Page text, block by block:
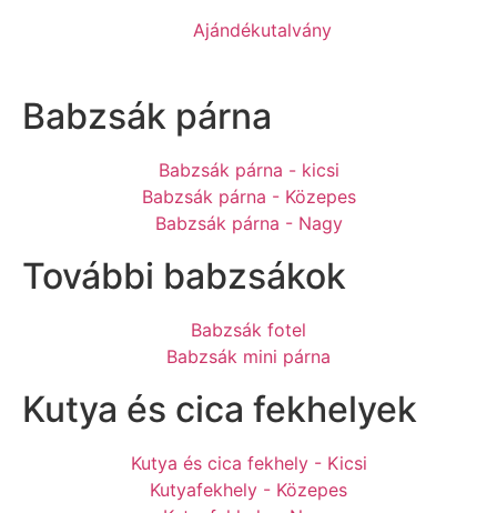
Ajándékutalvány
Babzsák párna
Babzsák párna - kicsi
Babzsák párna - Közepes
Babzsák párna - Nagy
További babzsákok
Babzsák fotel
Babzsák mini párna
Kutya és cica fekhelyek
Kutya és cica fekhely - Kicsi
Kutyafekhely - Közepes